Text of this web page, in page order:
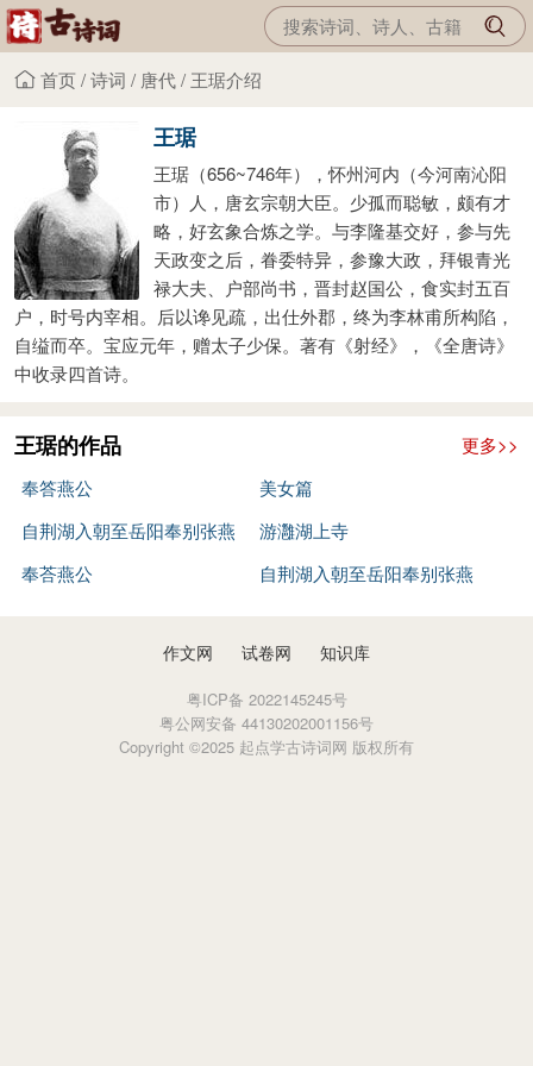
首页/诗词 / 唐代/ 王琚介绍
王琚
王琚（656~746年），怀州河内（今河南沁阳
市）人，唐玄宗朝大臣。少孤而聪敏，颇有才
略，好玄象合炼之学。与李隆基交好，参与先
天政变之后，眷委特异，参豫大政，拜银青光
禄大夫、户部尚书，晋封赵国公，食实封五百
户，时号内宰相。后以谗见疏，出仕外郡，终为李林甫所构陷，
自缢而卒。宝应元年，赠太子少保。著有《射经》，《全唐诗》
中收录四首诗。
王琚的作品
更多>>
奉答燕公
美女篇
自荆湖入朝至岳阳奉别张燕
公
游灉湖上寺
奉荅燕公
自荆湖入朝至岳阳奉别张燕
作文网 试卷网 知识库
粤ICP备 2022145245号
粤公网安备 44130202001156号
Copyright ©2025 起点学古诗词网 版权所有